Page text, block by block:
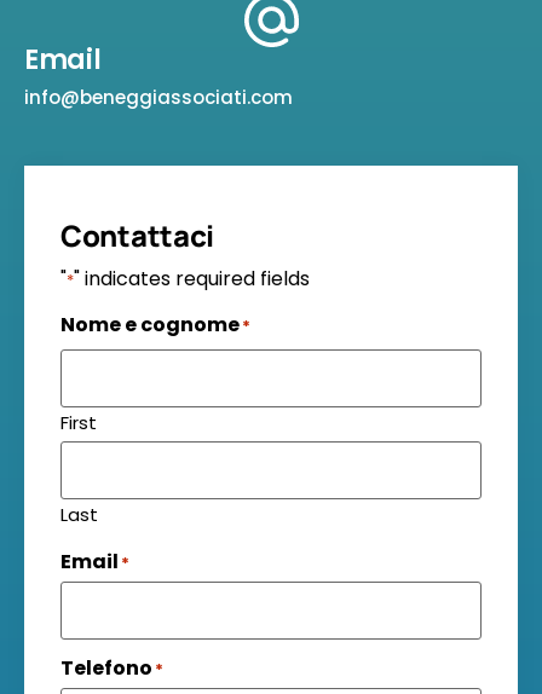
Email
info@beneggiassociati.com
Contattaci
"*" indicates required fields
Nome e cognome*
First
Last
Email *
Telefono *